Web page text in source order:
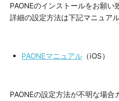
PAONEのインストールをお願い
詳細の設定方法は下記マニュア
PAONEマニュアル （iOS）
PAONEの設定方法が不明な場合